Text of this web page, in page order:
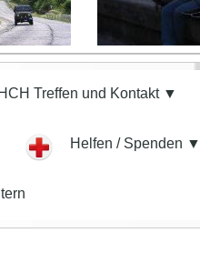
HCH Treffen und Kontakt ▼
Helfen / Spenden